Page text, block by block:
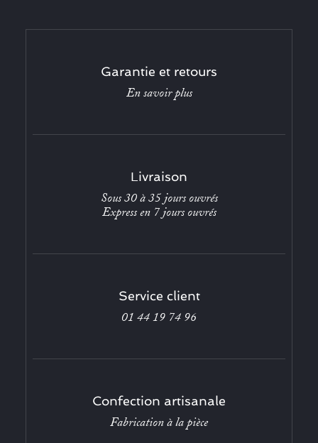
Garantie et retours
En savoir plus
Livraison
Sous 30 à 35 jours ouvrés
Express en 7 jours ouvrés
Service client
01 44 19 74 96
Confection artisanale
Fabrication à la pièce